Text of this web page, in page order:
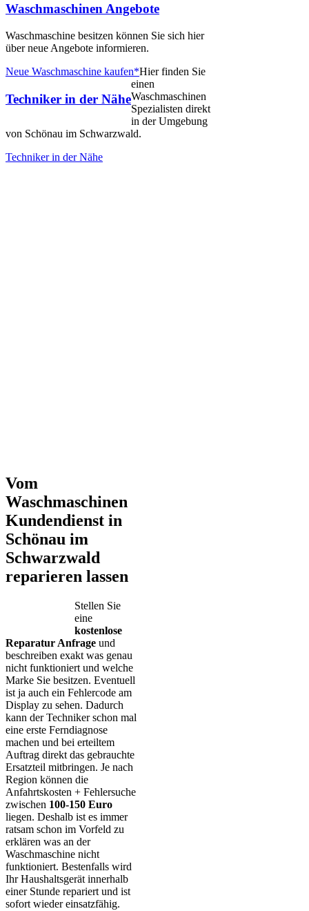
Waschmaschinen Angebote
Waschmaschine besitzen können Sie sich hier
über neue Angebote informieren.
Neue Waschmaschine kaufen*
Techniker in der Nähe
Hier finden Sie
einen
Waschmaschinen
Spezialisten direkt
in der Umgebung
von Schönau im Schwarzwald.
Techniker in der Nähe
Vom
Waschmaschinen
Kundendienst in
Schönau im
Schwarzwald
reparieren lassen
Stellen Sie
eine
kostenlose
Reparatur Anfrage und
beschreiben exakt was genau
nicht funktioniert und welche
Marke Sie besitzen. Eventuell
ist ja auch ein Fehlercode am
Display zu sehen. Dadurch
kann der Techniker schon mal
eine erste Ferndiagnose
machen und bei erteiltem
Auftrag direkt das gebrauchte
Ersatzteil mitbringen. Je nach
Region können die
Anfahrtskosten + Fehlersuche
zwischen 100-150 Euro
liegen. Deshalb ist es immer
ratsam schon im Vorfeld zu
erklären was an der
Waschmaschine nicht
funktioniert. Bestenfalls wird
Ihr Haushaltsgerät innerhalb
einer Stunde repariert und ist
sofort wieder einsatzfähig.